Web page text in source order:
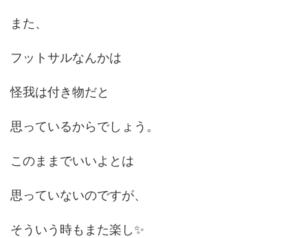
また、
フットサルなんかは
怪我は付き物だと
思っているからでしょう。
このままでいいよとは
思っていないのですが、
そういう時もまた楽し✨